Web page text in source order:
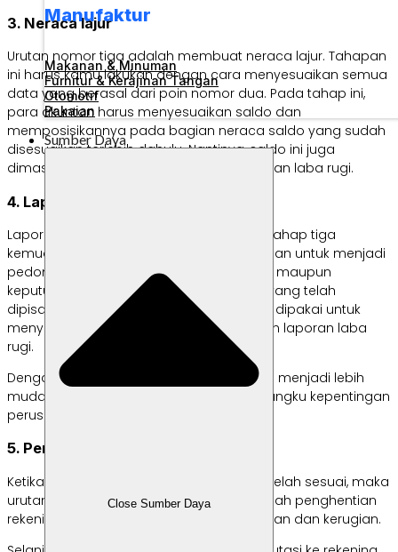
Manufaktur
Makanan & Minuman
Furnitur & Kerajinan Tangan
Otomotif
Pakaian
Sumber Daya
Close Sumber Daya
3. Neraca lajur
Urutan nomor tiga adalah membuat neraca lajur. Tahapan
ini harus kamu lakukan dengan cara menyesuaikan semua
data yang berasal dari poin nomor dua. Pada tahap ini,
para akuntan harus menyesuaikan saldo dan
memposisikannya pada bagian neraca saldo yang sudah
disesuaikan terlebih dahulu. Nantinya, saldo ini juga
dimasukkan ke laporan neraca dan laporan laba rugi.
4. Laporan finansial
Laporan yang telah selesai dibuat pada tahap tiga
kemudian disusun kembali sesuai ketentuan untuk menjadi
pedoman dalam pengambilan kebijakan maupun
keputusan bisnis di masa depan. Angka yang telah
dipisahkan pada neraca lajur juga dapat dipakai untuk
menyusun laporan perubahan modal dan laporan laba
rugi.
Dengan demikian, data yang dimasukkan menjadi lebih
mudah terbaca dan dianalisis oleh pemangku kepentingan
perusahaan.
5. Penghentian rekening nominal
Ketika semua rekening pada buku besar telah sesuai, maka
urutan laporan keuangan berikutnya adalah penghentian
rekening nominal pada laporan keuntungan dan kerugian.